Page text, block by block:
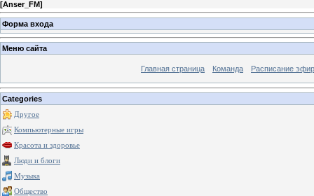
[Anser_FM]
Форма входа
Меню сайта
Главная страница Команда Расписание
Categories
Другое
Компьютерные игры
Красота и здоровье
Люди и блоги
Музыка
Общество